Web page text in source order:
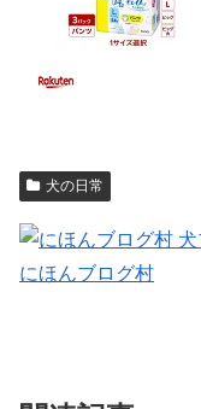
犬の日常
にほんブログ村